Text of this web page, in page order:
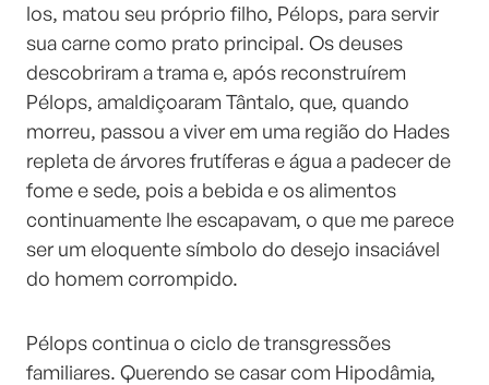
los, matou seu próprio filho, Pélops, para servir
sua carne como prato principal. Os deuses
descobriram a trama e, após reconstruírem
Pélops, amaldiçoaram Tântalo, que, quando
morreu, passou a viver em uma região do Hades
repleta de árvores frutíferas e água a padecer de
fome e sede, pois a bebida e os alimentos
continuamente lhe escapavam, o que me parece
ser um eloquente símbolo do desejo insaciável
do homem corrompido.
Pélops continua o ciclo de transgressões
familiares. Querendo se casar com Hipodâmia,